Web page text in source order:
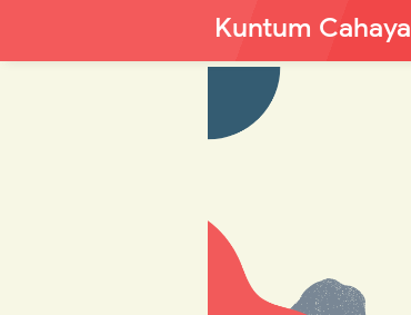
Kuntum Cahaya